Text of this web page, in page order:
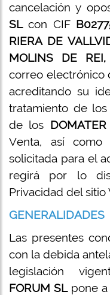
cancelación y
SLcon CIF
RIERA DE
MOLINS DE REI,
correo electrónico
acreditando su
tratamiento de
de los
Venta, así como
solicitada para el
regirá por lo
Privacidad del sitio
GENERALIDADES
Las presentes
con la debida
legislación
FORUM SLpone a